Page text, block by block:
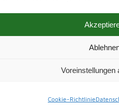
Voreinstellungen
Cookie-Richtlinie